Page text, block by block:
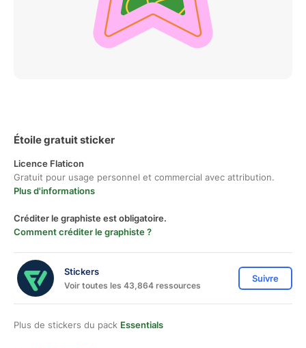
Étoile gratuit sticker
Licence Flaticon
Gratuit pour usage personnel et commercial avec attribution.
Plus d'informations
Créditer le graphiste est obligatoire.
Comment créditer le graphiste ?
Stickers
Voir toutes les 43,864 ressources
Suivre
Plus de stickers du pack Essentials